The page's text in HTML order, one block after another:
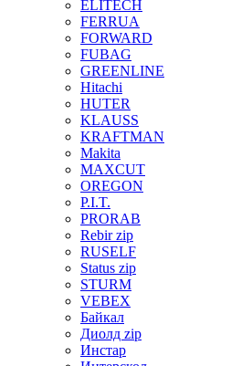
ELITECH
FERRUA
FORWARD
FUBAG
GREENLINE
Hitachi
HUTER
KLAUSS
KRAFTMAN
Makita
MAXCUT
OREGON
P.I.T.
PRORAB
Rebir zip
RUSELF
Status zip
STURM
VEBEX
Байкал
Диолд zip
Инстар